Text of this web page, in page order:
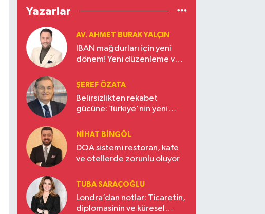
Yazarlar
AV. AHMET BURAK YALÇIN
IBAN mağdurları için yeni
dönem! Yeni düzenleme ve
ŞEREF ÖZATA
Belirsizlikten rekabet
gücüne: Türkiye'nin yeni
NIHAT BINGÖL
DOA sistemi restoran, kafe
ve otellerde zorunlu oluyor
TUBA SARAÇOĞLU
Londra’dan notlar: Ticaretin,
diplomasinin ve küresel